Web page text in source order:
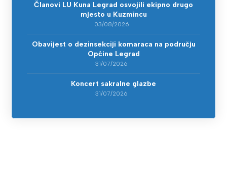
Članovi LU Kuna Legrad osvojili ekipno drugo
mjesto u Kuzmincu
03/08/2026
Obavijest o dezinsekciji komaraca na području
Općine Legrad
31/07/2026
Koncert sakralne glazbe
31/07/2026